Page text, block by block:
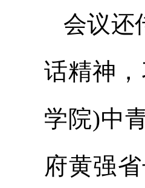
会议还
话精神
学院)中
府黄强